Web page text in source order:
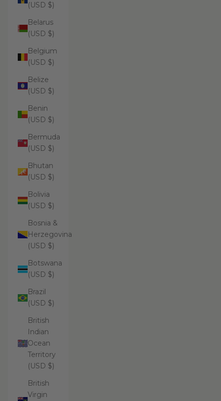
(USD $)
Belarus
(USD $)
Belgium
(USD $)
Belize
(USD $)
Benin
(USD $)
Bermuda
(USD $)
Bhutan
(USD $)
Bolivia
(USD $)
Bosnia &
Herzegovina
(USD $)
Botswana
(USD $)
Brazil
(USD $)
British
Indian
Ocean
Territory
(USD $)
British
Virgin